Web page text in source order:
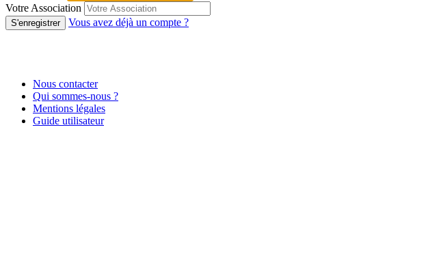
Votre Association
S'enregistrer Vous avez déjà un compte ?
Nous contacter
Qui sommes-nous ?
Mentions légales
Guide utilisateur